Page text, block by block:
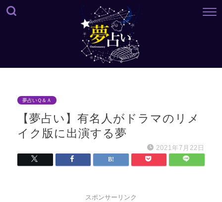
夢占いＱ＆Ａ
【夢占い】有名人がドラマのリメ
イク版に出演する夢
2021年7月22日
スポンサーリンク